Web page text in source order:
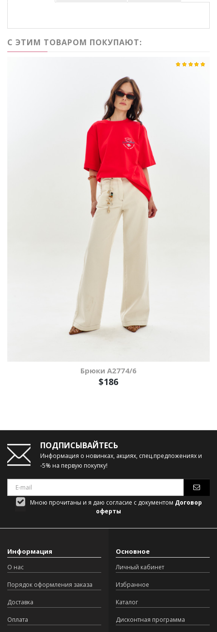
С ЭТИМ ТОВАРОМ ПОКУПАЮТ:
Брюки А2774/6
$186
ПОДПИСЫВАЙТЕСЬ
Информация о новинках, акциях, спец.предложениях и
-5% на первую покупку!
Мною прочитаны и я даю согласие с документом Договор
оферты
Информация
О нас
Порядок оформления заказа
Доставка
Оплата
Основное
Личный кабинет
Избранное
Каталог
Дисконтная программа